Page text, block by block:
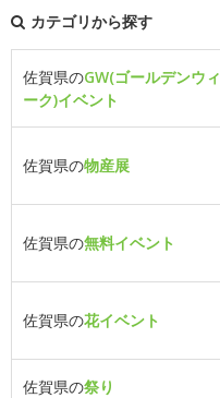
カテゴリから探す
佐賀県のGW(ゴールデンウィ
ーク)イベント
佐賀県の物産展
佐賀県の無料イベント
佐賀県の花イベント
佐賀県の祭り